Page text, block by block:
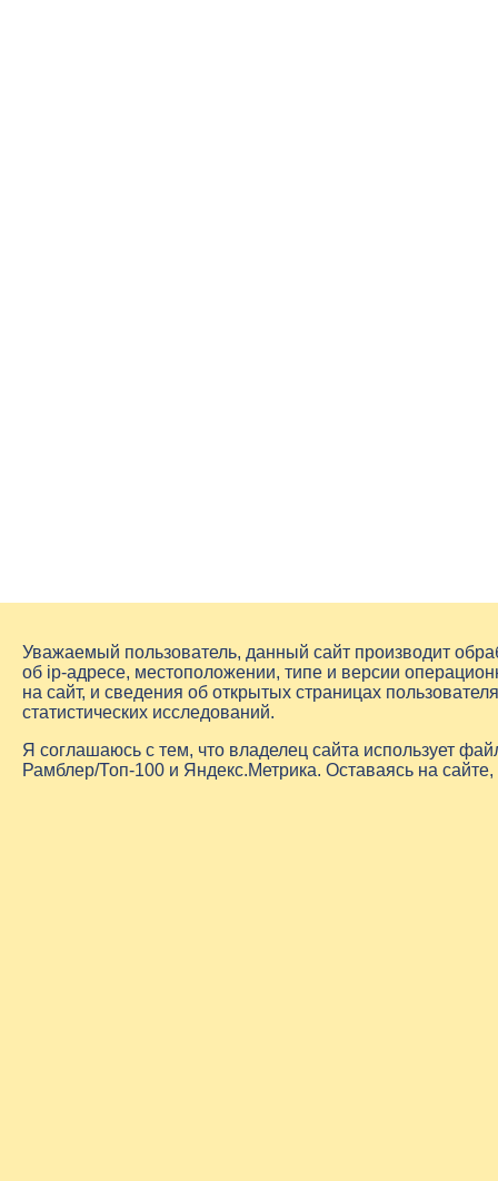
Уважаемый пользователь, данный сайт производит
об ip-адресе, местоположении, типе и версии
на сайт, и сведения об открытых страницах
статистических исследований.
Я соглашаюсь с тем, что владелец сайта использует
Рамблер/Топ-100 и Яндекс.Метрика. Оставаясь на